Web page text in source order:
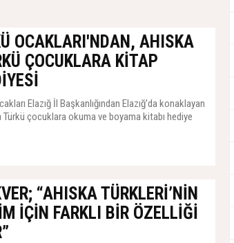
OCAKLARI'NDAN, AHISKA
ÇOCUKLARA KİTAP
Elazığ İl Başkanlığından Elazığ’da konaklayan
Türkü çocuklara okuma ve boyama kitabı hediye
“AHISKA TÜRKLERİ’NİN
İÇİN FARKLI BİR ÖZELLİĞİ